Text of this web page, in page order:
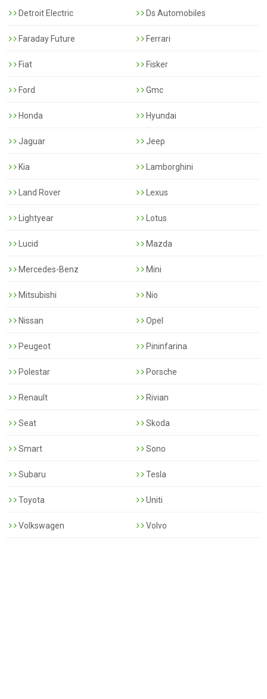
Detroit Electric Ds Automobiles
Faraday Future Ferrari
Fiat Fisker
Ford Gmc
Honda Hyundai
Jaguar Jeep
Kia Lamborghini
Land Rover Lexus
Lightyear Lotus
Lucid Mazda
Mercedes-Benz Mini
Mitsubishi Nio
Nissan Opel
Peugeot Pininfarina
Polestar Porsche
Renault Rivian
Seat Skoda
Smart Sono
Subaru Tesla
Toyota Uniti
Volkswagen Volvo